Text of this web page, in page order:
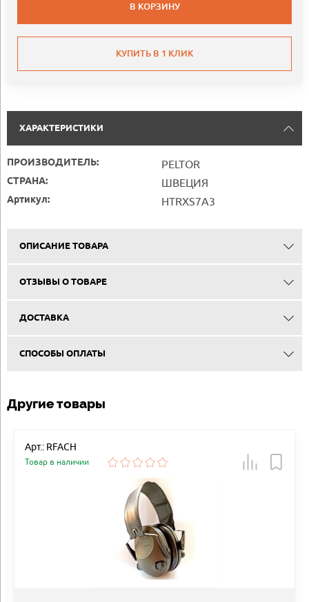
В КОРЗИНУ
КУПИТЬ В 1 КЛИК
ХАРАКТЕРИСТИКИ
ПРОИЗВОДИТЕЛЬ: PELTOR
СТРАНА: ШВЕЦИЯ
Артикул: HTRXS7A3
ОПИСАНИЕ ТОВАРА
ОТЗЫВЫ О ТОВАРЕ
ДОСТАВКА
СПОСОБЫ ОПЛАТЫ
Другие товары
Арт.: RFACH
Товар в наличии